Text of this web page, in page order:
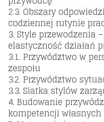
2.3. Obszary
codziennej rutynie
3. Style przewodzenia
elastyczność działań
3.1. Przywództwo w
zespołu
3.2. Przywództwo
3.3. Siatka stylów
4. Budowanie
kompetencji własnych